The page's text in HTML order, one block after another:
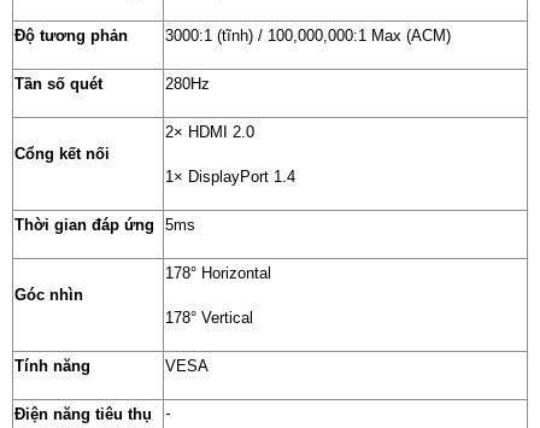
Độ tương phản 3000:1 (tĩnh) / 100,000,000:1 Max (ACM)
Tần số quét 280Hz
Cổng kết nối
2× HDMI 2.0
1× DisplayPort 1.4
Thời gian đáp ứng 5ms
Góc nhìn
178° Horizontal
178° Vertical
Tính năng VESA
Điện năng tiêu thụ -